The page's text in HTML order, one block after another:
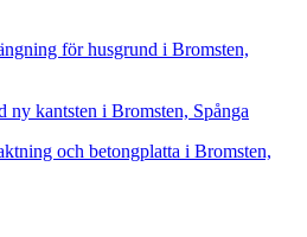
för husgrund i Bromsten,
ny kantsten i Bromsten, Spånga
och betongplatta i Bromsten,